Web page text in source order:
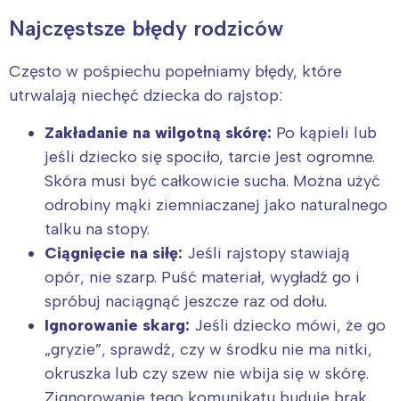
Najczęstsze błędy rodziców
Często w pośpiechu popełniamy błędy, które
utrwalają niechęć dziecka do rajstop:
Zakładanie na wilgotną skórę: Po kąpieli lub
jeśli dziecko się spociło, tarcie jest ogromne.
Skóra musi być całkowicie sucha. Można użyć
odrobiny mąki ziemniaczanej jako naturalnego
talku na stopy.
Ciągnięcie na siłę: Jeśli rajstopy stawiają
opór, nie szarp. Puść materiał, wygładź go i
spróbuj naciągnąć jeszcze raz od dołu.
Ignorowanie skarg: Jeśli dziecko mówi, że go
„gryzie”, sprawdź, czy w środku nie ma nitki,
okruszka lub czy szew nie wbija się w skórę.
Zignorowanie tego komunikatu buduje brak